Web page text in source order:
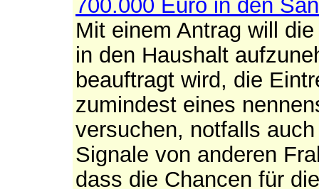
700.000 Euro in den
Mit einem Antrag will
in den Haushalt
beauftragt wird, die
zumindest eines
versuchen, notfalls
Signale von anderen
dass die Chancen für